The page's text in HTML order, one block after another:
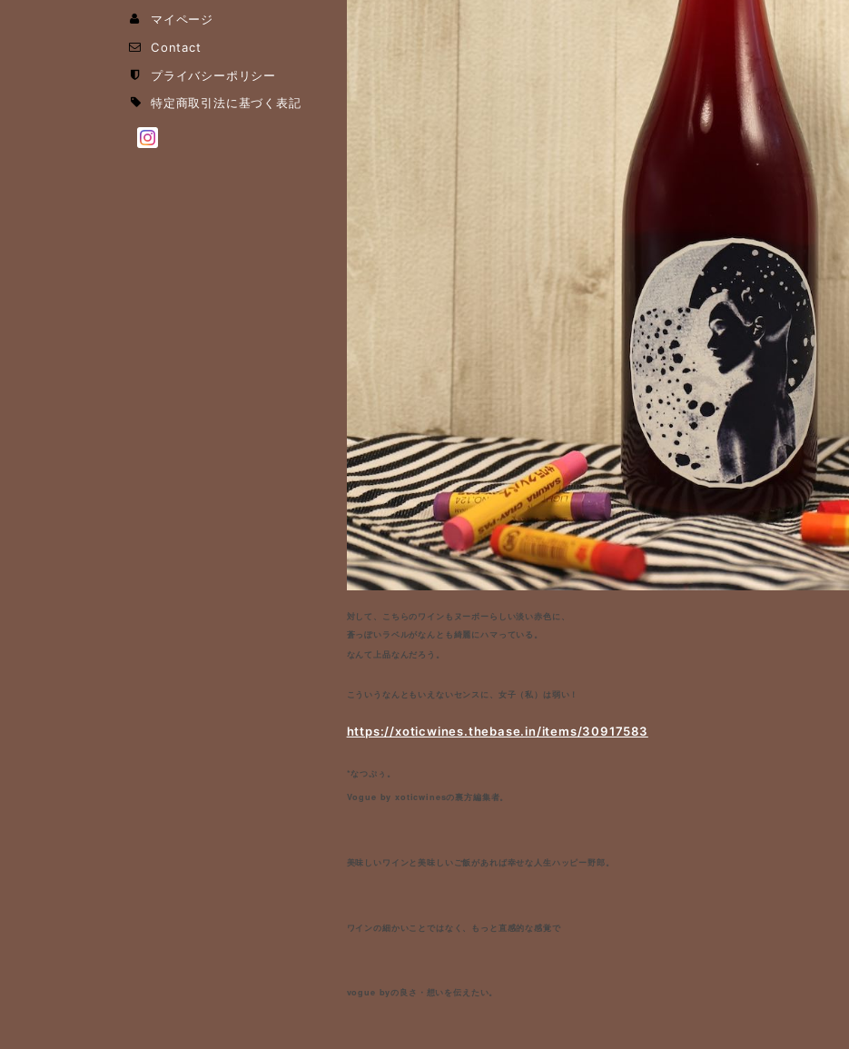
マイページ
Contact
プライバシーポリシー
特定商取引法に基づく表記
対して、こちらのワインもヌーボーらしい淡い赤色に、
蒼っぽいラベルがなんとも綺麗にハマっている。
なんて上品なんだろう。
こういうなんともいえないセンスに、女子（私）は弱い！
https://xoticwines.thebase.in/items/30917583
*なつぷぅ。
Vogue by xoticwinesの裏方編集者。
美味しいワインと美味しいご飯があれば幸せな人生ハッピー野郎。
ワインの細かいことではなく、もっと直感的な感覚で
vogue byの良さ・想いを伝えたい。